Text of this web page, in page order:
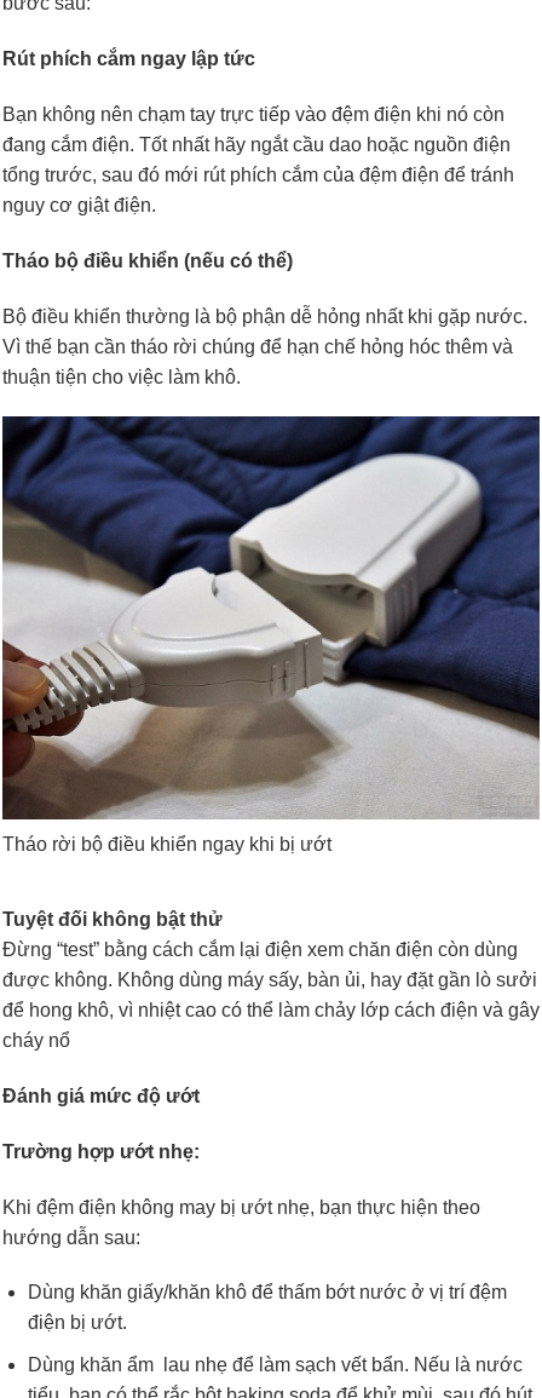
Rút phích cắm ngay lập tức
Bạn không nên chạm tay trực tiếp vào đệm điện khi nó còn
đang cắm điện. Tốt nhất hãy ngắt cầu dao hoặc nguồn điện
tổng trước, sau đó mới rút phích cắm của đệm điện để tránh
nguy cơ giật điện.
Tháo bộ điều khiển (nếu có thể)
Bộ điều khiển thường là bộ phận dễ hỏng nhất khi gặp nước.
Vì thế bạn cần tháo rời chúng để hạn chế hỏng hóc thêm và
thuận tiện cho việc làm khô.
Tháo rời bộ điều khiển ngay khi bị ướt
Tuyệt đối không bật thử
Đừng “test” bằng cách cắm lại điện xem chăn điện còn dùng
được không. Không dùng máy sấy, bàn ủi, hay đặt gần lò sưởi
để hong khô, vì nhiệt cao có thể làm chảy lớp cách điện và gây
cháy nổ
Đánh giá mức độ ướt
Trường hợp ướt nhẹ:
Khi đệm điện không may bị ướt nhẹ, bạn thực hiện theo
hướng dẫn sau:
Dùng khăn giấy/khăn khô để thấm bớt nước ở vị trí đệm
điện bị ướt.
Dùng khăn ẩm lau nhẹ để làm sạch vết bẩn. Nếu là nước